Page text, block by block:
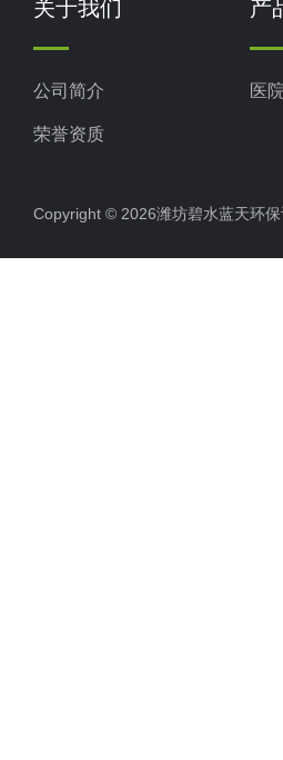
关于我们
公司简介
荣誉资质
产
医
Copyright © 2026潍坊碧水蓝天环